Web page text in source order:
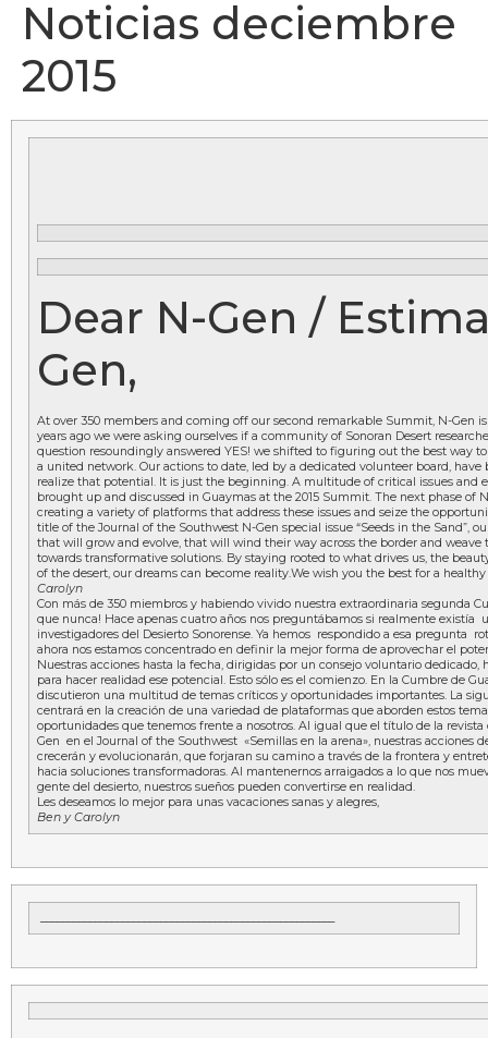
Noticias deciembre
2015
Dear N-Gen /
Gen,
At over 350 members and coming off our second remarkable Summit, N-Gen
years ago we were asking ourselves if a community of Sonoran Desert
question resoundingly answered YES! we shifted to figuring out the best way
a united network. Our actions to date, led by a dedicated volunteer board,
realize that potential. It is just the beginning. A multitude of critical issues and
brought up and discussed in Guaymas at the 2015 Summit. The next phase of
creating a variety of platforms that address these issues and seize the
title of the Journal of the Southwest N-Gen special issue “Seeds in the Sand”,
that will grow and evolve, that will wind their way across the border and weave
towards transformative solutions. By staying rooted to what drives us, the
of the desert, our dreams can become reality.We wish you the best for a
Carolyn
Con más de 350 miembros y habiendo vivido nuestra extraordinaria segunda
que nunca! Hace apenas cuatro años nos preguntábamos si realmente existía
investigadores del Desierto Sonorense. Ya hemos respondido a esa pregunta
ahora nos estamos concentrado en definir la mejor forma de aprovechar el
Nuestras acciones hasta la fecha, dirigidas por un consejo voluntario dedicado,
para hacer realidad ese potencial. Esto sólo es el comienzo. En la Cumbre de
discutieron una multitud de temas críticos y oportunidades importantes. La
centrará en la creación de una variedad de plataformas que aborden estos
oportunidades que tenemos frente a nosotros. Al igual que el título de la
Gen en el Journal of the Southwest «Semillas en la arena», nuestras acciones
crecerán y evolucionarán, que forjaran su camino a través de la frontera y
hacia soluciones transformadoras. Al mantenernos arraigados a lo que nos
gente del desierto, nuestros sueños pueden convertirse en realidad.
Les deseamos lo mejor para unas vacaciones sanas y alegres,
Ben y Carolyn